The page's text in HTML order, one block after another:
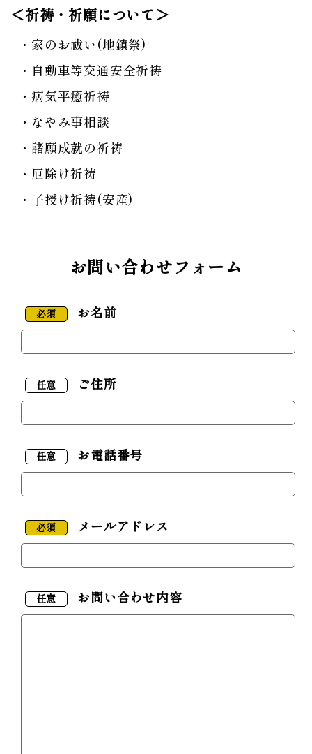
＜祈祷・祈願について＞
家のお祓い(地鎮祭)
自動車等交通安全祈祷
病気平癒祈祷
なやみ事相談
諸願成就の祈祷
厄除け祈祷
子授け祈祷(安産)
お問い合わせフォーム
必須 お名前
任意 ご住所
任意 お電話番号
必須 メールアドレス
任意 お問い合わせ内容